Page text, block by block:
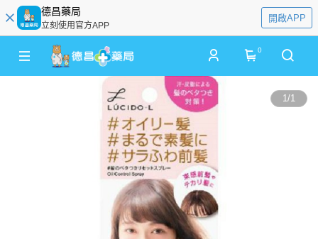
德昌藥局
立刻使用官方APP
開啟APP
0
1/1